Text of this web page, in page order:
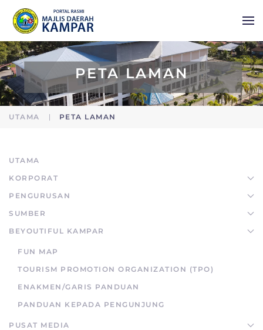
Skip to main content
PETA LAMAN
UTAMA PETA LAMAN
UTAMA
KORPORAT
PENGURUSAN
SUMBER
BEYOUTIFUL KAMPAR
FUN MAP
TOURISM PROMOTION ORGANIZATION (TPO)
ENAKMEN/GARIS PANDUAN
PANDUAN KEPADA PENGUNJUNG
PUSAT MEDIA